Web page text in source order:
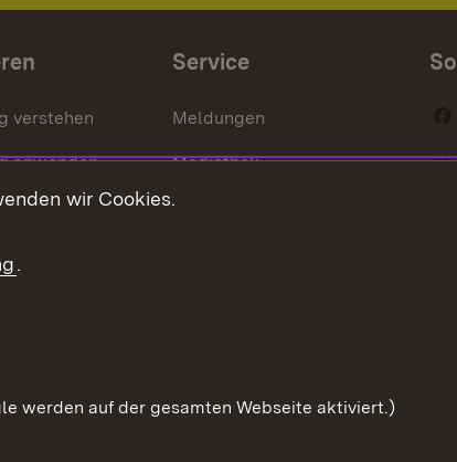
verstehen
anwenden
stärken
Service
Meldungen
Mediathek
Publikationen
wir Cookies.
.
werden auf der gesamten Webseite aktiviert.)